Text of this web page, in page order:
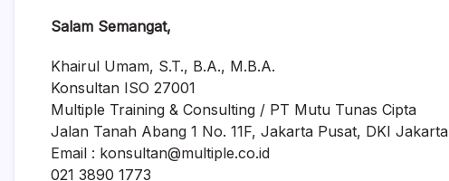
Salam Semangat,
Khairul Umam, S.T., B.A., M.B.A.
Konsultan ISO 27001
Multiple Training & Consulting / PT Mutu Tunas Cipta
Jalan Tanah Abang 1 No. 11F, Jakarta Pusat, DKI Jakarta
Email : konsultan@multiple.co.id
021 3890 1773